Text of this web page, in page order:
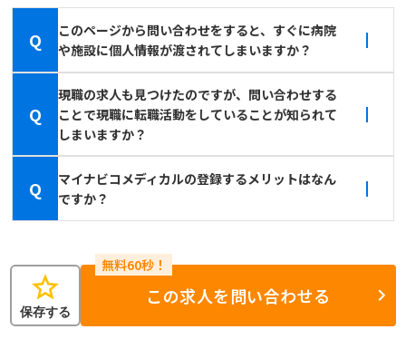
Q
このページから問い合わせをすると、すぐに病院
や施設に個人情報が渡されてしまいますか？
Q
現職の求人も見つけたのですが、問い合わせする
ことで現職に転職活動をしていることが知られて
しまいますか？
Q
マイナビコメディカルの登録するメリットはなん
ですか？
star
保存する
この求人を問い合わせる